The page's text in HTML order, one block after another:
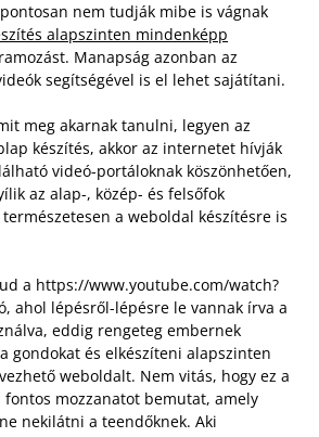
nem tudják mibe is vágnak
alapszinten mindenképp
Manapság azonban az
segítségével is el lehet sajátítani.
meg akarnak tanulni, legyen az
készítés, akkor az internetet hívják
videó-portáloknak köszönhetően,
az alap-, közép- és felsőfok
a weboldal készítésre is
a https://www.youtube.com/watch?
ahol lépésről-lépésre le vannak írva a
eddig rengeteg embernek
gondokat és elkészíteni alapszinten
weboldalt. Nem vitás, hogy ez a
fontos mozzanatot bemutat, amely
nekilátni a teendőknek. Aki